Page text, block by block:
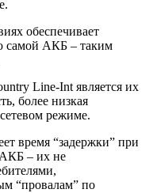
обеспечивает
самой АКБ – таким
Line-Int является их
более низкая
режиме.
время “задержки” при
– их не
“провалам” по